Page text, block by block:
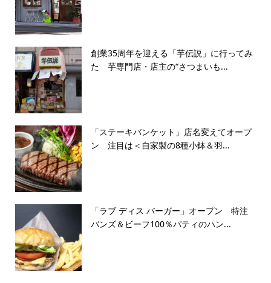
創業35周年を迎える「芋伝説」に行ってみ
た 芋専門店・店主の“さつまいも...
「ステーキバンケット」店名変えてオープ
ン 注目は＜自家製の8種小鉢＆羽...
「ラブ ディス バーガー」オープン 特注
バンズ＆ビーフ100％パティのハン...